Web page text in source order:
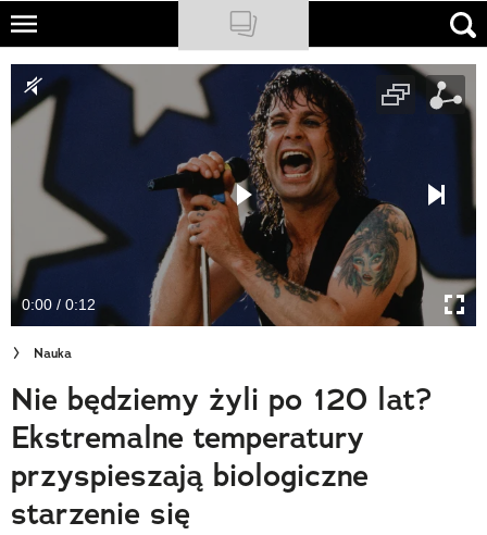
Skip
main
content
NATIONAL GEOGRAPHIC
TRAVELER
PODCASTY
Newsletter
Cuda Polski
Wielki Konkurs Fotograficzny
Trendbook Podróżniczy
Polecane
0:00 / 0:12
Nauka
Nie będziemy żyli po 120 lat?
Ekstremalne temperatury
przyspieszają biologiczne
starzenie się